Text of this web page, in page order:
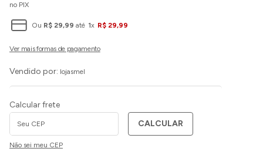
no PIX
Ou R$ 29,99 até 1x R$ 29,99
Vendido por: lojasmel
Calcular frete
CALCULAR
Não sei meu CEP